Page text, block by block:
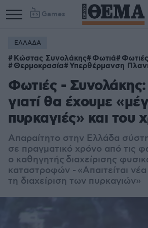
Games
Column
1
Column
2
ΕΛΛΑΔΑ
Κώστας Συνολάκης Φωτιά Φωτιές
Θερμοκρασία Υπερθέρμανση
Φωτιές - Συνολάκης:
γιατί θα έχουμε
πυρκαγιές» και του
Απαραίτητο στην Ελλάδα
σε πραγματικό χρόνο από τις
ο καθηγητής διαχείρισης
καταστροφών - «Απαιτείται
τη διαχείριση των πυρκαγιών»